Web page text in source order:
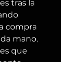
tras la
compra
mano,
que